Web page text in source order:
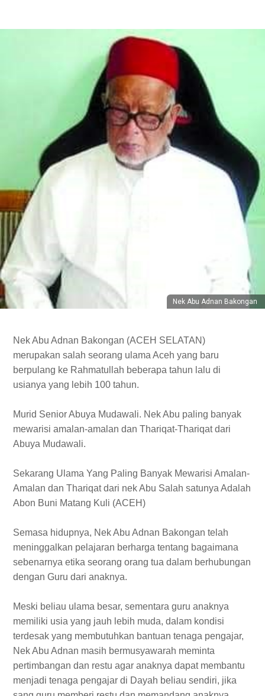
Nek Abu Adnan Bakongan
Nek Abu Adnan Bakongan (ACEH SELATAN)
merupakan salah seorang ulama Aceh yang baru
berpulang ke Rahmatullah beberapa tahun lalu di
usianya yang lebih 100 tahun.
Murid Senior Abuya Mudawali. Nek Abu paling banyak
mewarisi amalan-amalan dan Thariqat-Thariqat dari
Abuya Mudawali.
Sekarang Ulama Yang Paling Banyak Mewarisi Amalan-
Amalan dan Thariqat dari nek Abu Salah satunya Adalah
Abon Buni Matang Kuli (ACEH)
Semasa hidupnya, Nek Abu Adnan Bakongan telah
meninggalkan pelajaran berharga tentang bagaimana
sebenarnya etika seorang orang tua dalam berhubungan
dengan Guru dari anaknya.
Meski beliau ulama besar, sementara guru anaknya
memiliki usia yang jauh lebih muda, dalam kondisi
terdesak yang membutuhkan bantuan tenaga pengajar,
Nek Abu Adnan masih bermusyawarah meminta
pertimbangan dan restu agar anaknya dapat membantu
menjadi tenaga pengajar di Dayah beliau sendiri, jika